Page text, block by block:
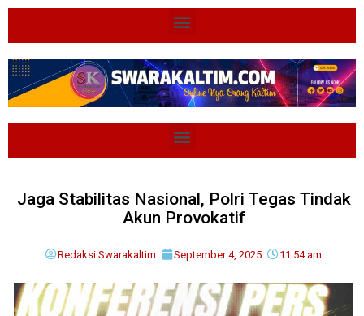
Jaga Stabilitas Nasional, Polri Tegas Tindak
Akun Provokatif
Redaksi Swarakaltim September 4, 2025 11:54 am